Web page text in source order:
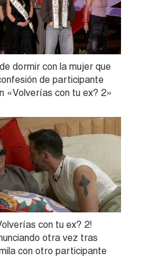
dormir con la mujer que
de participante
«Volverías con tu ex? 2»
con tu ex? 2!
otra vez tras
con otro participante